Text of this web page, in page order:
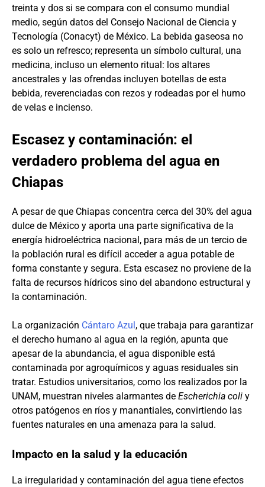
treinta y dos si se compara con el consumo mundial
medio, según datos del Consejo Nacional de Ciencia y
Tecnología (Conacyt) de México. La bebida gaseosa no
es solo un refresco; representa un símbolo cultural, una
medicina, incluso un elemento ritual: los altares
ancestrales y las ofrendas incluyen botellas de esta
bebida, reverenciadas con rezos y rodeadas por el humo
de velas e incienso.
Escasez y contaminación: el
verdadero problema del agua en
Chiapas
A pesar de que Chiapas concentra cerca del 30% del agua
dulce de México y aporta una parte significativa de la
energía hidroeléctrica nacional, para más de un tercio de
la población rural es difícil acceder a agua potable de
forma constante y segura. Esta escasez no proviene de la
falta de recursos hídricos sino del abandono estructural y
la contaminación.
La organización Cántaro Azul, que trabaja para garantizar
el derecho humano al agua en la región, apunta que
apesar de la abundancia, el agua disponible está
contaminada por agroquímicos y aguas residuales sin
tratar. Estudios universitarios, como los realizados por la
UNAM, muestran niveles alarmantes de Escherichia coli y
otros patógenos en ríos y manantiales, convirtiendo las
fuentes naturales en una amenaza para la salud.
Impacto en la salud y la educación
La irregularidad y contaminación del agua tiene efectos